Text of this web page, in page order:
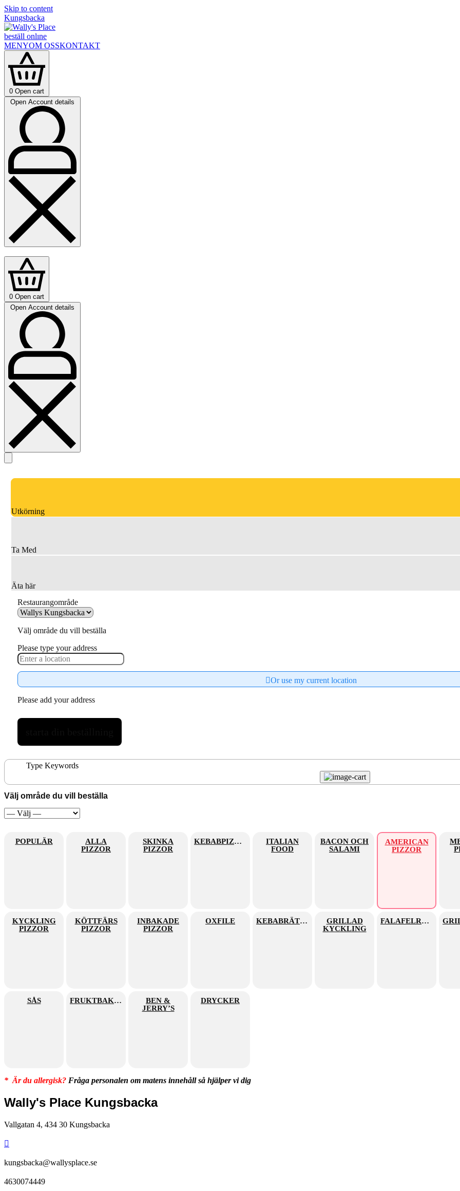
Skip to content
Kungsbacka
beställ onlıne
MENYOM OSSKONTAKT
0 Open cart
Open Account details
0 Open cart
Open Account details
Utkörning
Ta Med
Äta här
Restaurangområde
Välj område du vill beställa
Please type your address
Or use my current location
Please add your address
Välj område du vill beställa
POPULÄR
ALLA
PIZZOR
SKINKA
PIZZOR
KEBABPIZZOR
ITALIAN
FOOD
BACON OCH
SALAMI
AMERICAN
PIZZOR
KYCKLING
PIZZOR
KÖTTFÄRS
PIZZOR
INBAKADE
PIZZOR
OXFILE KEBABRÄTTER
GRILLAD
KYCKLING
FALAFELRÄTTER
SÅS FRUKTBAKELSER
BEN &
JERRY’S
DRYCKER
* Är du allergisk? Fråga personalen om matens innehåll så hjälper vi dig
Wally's Place Kungsbacka
Vallgatan 4, 434 30 Kungsbacka
kungsbacka@wallysplace.se
4630074449